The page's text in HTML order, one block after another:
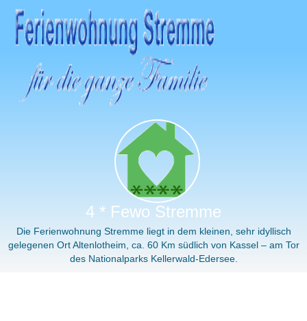
4 * Fewo Stremme
Die Ferienwohnung Stremme liegt in dem kleinen, sehr idyllisch
gelegenen Ort Altenlotheim, ca. 60 Km südlich von Kassel – am Tor
des Nationalparks Kellerwald-Edersee.